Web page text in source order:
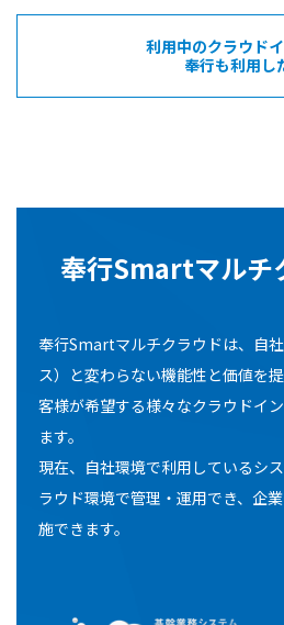
利用中のクラウド
奉行も利用し
奉行Smartマルチ
奉行Smartマルチクラウドは、自
ス）と変わらない機能性と価値を
客様が希望する様々なクラウドイ
ます。
現在、自社環境で利用しているシ
ラウド環境で管理・運用でき、企
施できます。